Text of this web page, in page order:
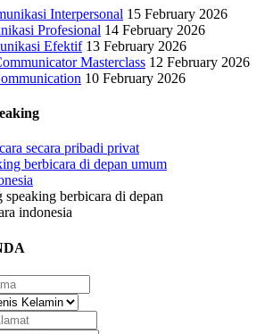
Interpersonal 15 February 2026
Profesional 14 February 2026
Efektif 13 February 2026
Masterclass 12 February 2026
10 February 2026
speaking berbicara di depan
indonesia